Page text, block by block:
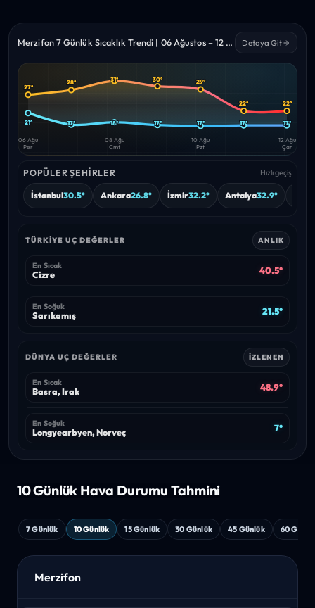
Merzifon 7 Günlük Sıcaklık Trendi | 06 Ağustos – 12 Ağustos 2026 Detaya Git
—
Düşük
27°
21°
28°
17°
31°
18°
30°
17°
29°
17°
22°
17°
22°
17°
06 Ağu
Per
08 Ağu
Cmt
10 Ağu
Pzt
12 Ağu
Çar
POPÜLER ŞEHIRLER Hızlı geçiş
İstanbul30.5° Ankara26.8° İzmir32.2° Antalya32.9°
TÜRKIYE UÇ DEĞERLER ANLIK
En Sıcak
Cizre 40.5°
En Soğuk
Sarıkamış 21.5°
DÜNYA UÇ DEĞERLER İZLENEN
En Sıcak
Basra, Irak 48.9°
En Soğuk
Longyearbyen, Norveç 7°
10 Günlük Hava Durumu Tahmini
7 Günlük 10 Günlük 15 Günlük 30 Günlük 45 Günlük 60
Merzifon